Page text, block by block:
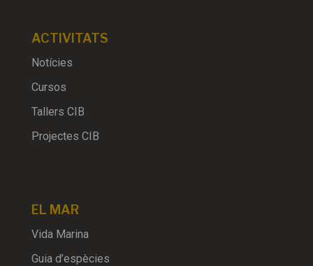
ACTIVITATS
Notícies
Cursos
Tallers CIB
Projectes CIB
EL MAR
Vida Marina
Guia d’espècies